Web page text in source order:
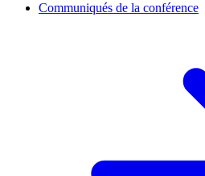
Communiqués de la conférence